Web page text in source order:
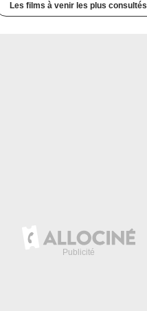
Les films à venir les plus consultés